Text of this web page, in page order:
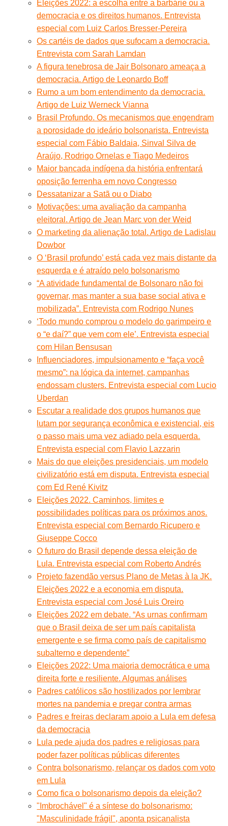
Eleições 2022: a escolha entre a barbárie ou a
democracia e os direitos humanos. Entrevista
especial com Luiz Carlos Bresser-Pereira
Os cartéis de dados que sufocam a democracia.
Entrevista com Sarah Lamdan
A figura tenebrosa de Jair Bolsonaro ameaça a
democracia. Artigo de Leonardo Boff
Rumo a um bom entendimento da democracia.
Artigo de Luiz Werneck Vianna
Brasil Profundo. Os mecanismos que engendram
a porosidade do ideário bolsonarista. Entrevista
especial com Fábio Baldaia, Sinval Silva de
Araújo, Rodrigo Ornelas e Tiago Medeiros
Maior bancada indígena da história enfrentará
oposição ferrenha em novo Congresso
Dessatanizar a Satã ou o Diabo
Motivações: uma avaliação da campanha
eleitoral. Artigo de Jean Marc von der Weid
O marketing da alienação total. Artigo de Ladislau
Dowbor
O ‘Brasil profundo’ está cada vez mais distante da
esquerda e é atraído pelo bolsonarismo
“A atividade fundamental de Bolsonaro não foi
governar, mas manter a sua base social ativa e
mobilizada”. Entrevista com Rodrigo Nunes
‘Todo mundo comprou o modelo do garimpeiro e
o “e daí?” que vem com ele’. Entrevista especial
com Hilan Bensusan
Influenciadores, impulsionamento e “faça você
mesmo”: na lógica da internet, campanhas
endossam clusters. Entrevista especial com Lucio
Uberdan
Escutar a realidade dos grupos humanos que
lutam por segurança econômica e existencial, eis
o passo mais uma vez adiado pela esquerda.
Entrevista especial com Flavio Lazzarin
Mais do que eleições presidenciais, um modelo
civilizatório está em disputa. Entrevista especial
com Ed René Kivitz
Eleições 2022. Caminhos, limites e
possibilidades políticas para os próximos anos.
Entrevista especial com Bernardo Ricupero e
Giuseppe Cocco
O futuro do Brasil depende dessa eleição de
Lula. Entrevista especial com Roberto Andrés
Projeto fazendão versus Plano de Metas à la JK.
Eleições 2022 e a economia em disputa.
Entrevista especial com José Luis Oreiro
Eleições 2022 em debate. “As urnas confirmam
que o Brasil deixa de ser um país capitalista
emergente e se firma como país de capitalismo
subalterno e dependente”
Eleições 2022: Uma maioria democrática e uma
direita forte e resiliente. Algumas análises
Padres católicos são hostilizados por lembrar
mortes na pandemia e pregar contra armas
Padres e freiras declaram apoio a Lula em defesa
da democracia
Lula pede ajuda dos padres e religiosas para
poder fazer políticas públicas diferentes
Contra bolsonarismo, relançar os dados com voto
em Lula
Como fica o bolsonarismo depois da eleição?
"Imbrochável" é a síntese do bolsonarismo:
"Masculinidade frágil", aponta psicanalista